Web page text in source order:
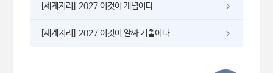
[세계지리] 2027 이것이 개념이다
[세계지리] 2027 이것이 알짜 기출이다